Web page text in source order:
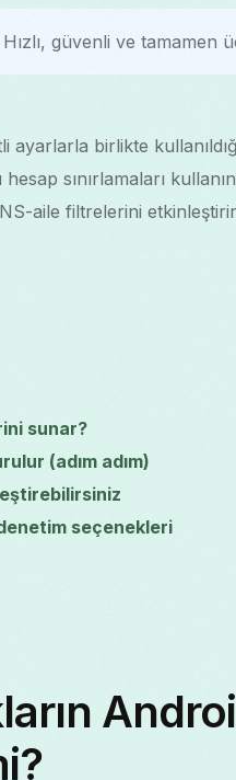
Hızlı, güvenli ve tamamen
birlikte
sınırlamaları
aile filtrelerini
sunar?
(adım adım)
seçenekleri